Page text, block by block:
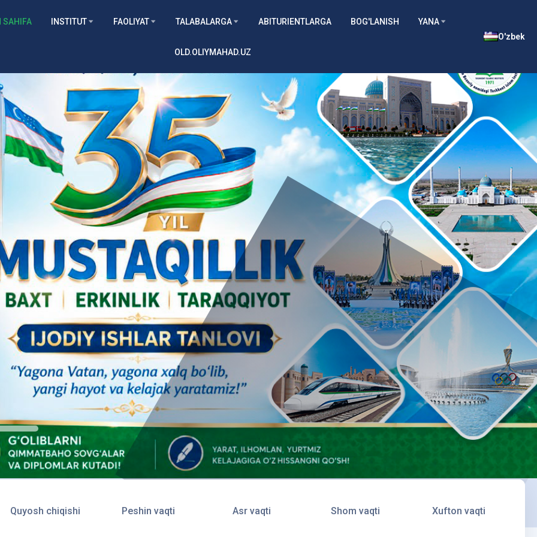
SAHIFA INSTITUT FAOLIYAT TALABALARGA ABITURIENTLARGA BOG'LANISH YANA
OLD.OLIYMAHAD.UZ
O'zbek
Quyosh chiqishi Peshin vaqti Asr vaqti Shom vaqti Xufton vaqti